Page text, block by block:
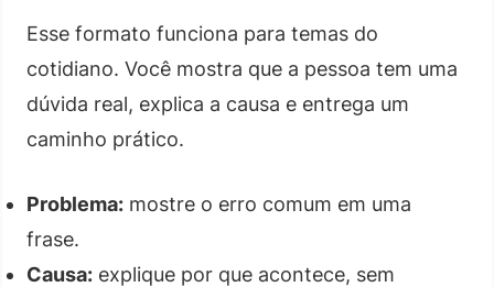
Esse formato funciona para temas do
cotidiano. Você mostra que a pessoa tem uma
dúvida real, explica a causa e entrega um
caminho prático.
Problema: mostre o erro comum em uma
frase.
Causa: explique por que acontece, sem